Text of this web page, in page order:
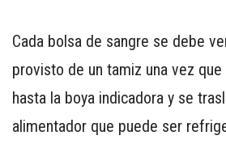
Cada bolsa de sangre se debe
provisto de un tamiz una vez
hasta la boya indicadora y se
alimentador que puede ser